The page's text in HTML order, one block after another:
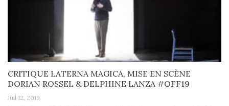
CRITIQUE LATERNA MAGICA, MISE EN SCÈNE
DORIAN ROSSEL & DELPHINE LANZA #OFF19
Juil 12, 2019